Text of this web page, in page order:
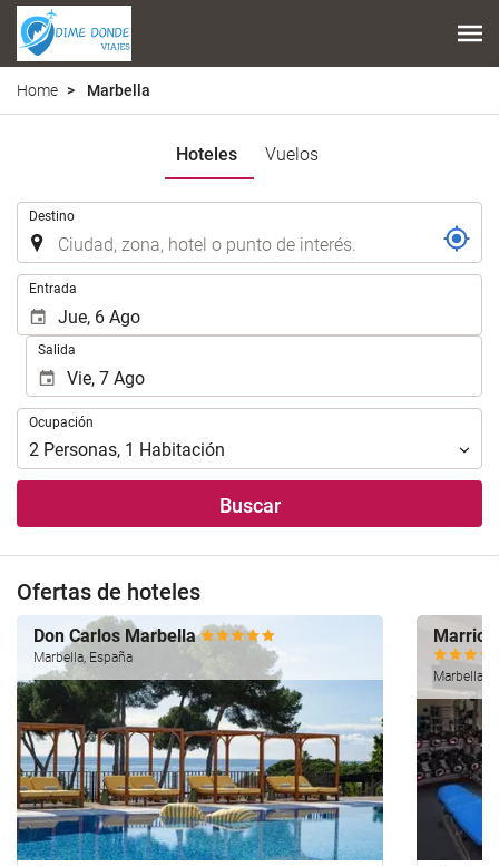
Home Marbella
Hoteles Vuelos
Destino
Entrada
Salida
Ocupación
Ocupación
2 Personas, 1 Habitación
Buscar
Ofertas de hoteles
Don Carlos Marbella
Marbella, España
Marbella,